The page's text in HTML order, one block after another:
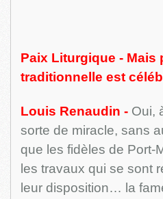
Paix Liturgique - Mais
traditionnelle est
Louis Renaudin -Oui,
sorte de miracle, sans
que les fidèles de Port-
les travaux qui se sont
leur disposition… la